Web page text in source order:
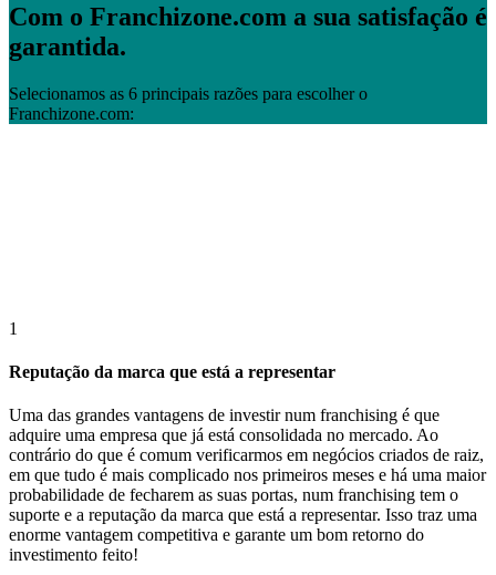
Com o Franchizone.com a sua satisfação é
garantida.
Selecionamos as 6 principais razões para escolher o
Franchizone.com:
1
Reputação da marca que está a representar
Uma das grandes vantagens de investir num franchising é que
adquire uma empresa que já está consolidada no mercado. Ao
contrário do que é comum verificarmos em negócios criados de raiz,
em que tudo é mais complicado nos primeiros meses e há uma maior
probabilidade de fecharem as suas portas, num franchising tem o
suporte e a reputação da marca que está a representar. Isso traz uma
enorme vantagem competitiva e garante um bom retorno do
investimento feito!